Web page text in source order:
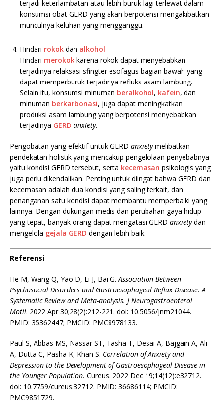
terjadi keterlambatan atau lebih buruk lagi terlewat dalam
konsumsi obat GERD yang akan berpotensi mengakibatkan
munculnya keluhan yang mengganggu.
Hindari rokok dan alkohol
Hindari merokok karena rokok dapat menyebabkan
terjadinya relaksasi sfingter esofagus bagian bawah yang
dapat memperburuk terjadinya refluks asam lambung.
Selain itu, konsumsi minuman beralkohol, kafein, dan
minuman berkarbonasi, juga dapat meningkatkan
produksi asam lambung yang berpotensi menyebabkan
terjadinya GERD anxiety.
Pengobatan yang efektif untuk GERD anxietymelibatkan
pendekatan holistik yang mencakup pengelolaan penyebabnya
yaitu kondisi GERD tersebut, serta kecemasan psikologis yang
juga perlu dikendalikan. Penting untuk diingat bahwa GERD dan
kecemasan adalah dua kondisi yang saling terkait, dan
penanganan satu kondisi dapat membantu memperbaiki yang
lainnya. Dengan dukungan medis dan perubahan gaya hidup
yang tepat, banyak orang dapat mengatasi GERD anxietydan
mengelola gejala GERD dengan lebih baik.
Referensi
He M, Wang Q, Yao D, Li J, Bai G.Association Between
Psychosocial Disorders and Gastroesophageal Reflux Disease: A
Systematic Review and Meta-analysis. J Neurogastroenterol
Motil. 2022 Apr 30;28(2):212-221. doi: 10.5056/jnm21044.
PMID: 35362447; PMCID: PMC8978133.
Paul S, Abbas MS, Nassar ST, Tasha T, Desai A, Bajgain A, Ali
A, Dutta C, Pasha K, Khan S. Correlation of Anxiety and
Depression to the Development of Gastroesophageal Disease in
the Younger Population. Cureus. 2022 Dec 19;14(12):e32712.
doi: 10.7759/cureus.32712. PMID: 36686114; PMCID:
PMC9851729.